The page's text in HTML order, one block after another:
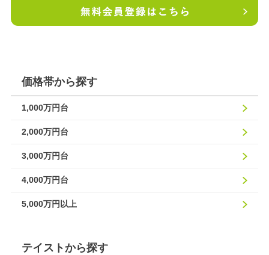
価格帯から探す
1,000万円台
2,000万円台
3,000万円台
4,000万円台
5,000万円以上
テイストから探す